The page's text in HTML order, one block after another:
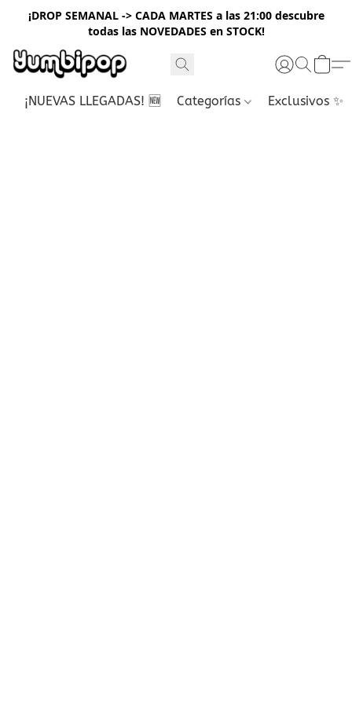
¡DROP SEMANAL -> CADA MARTES a las 21:00 descubre
todas las NOVEDADES en STOCK!
¡NUEVAS LLEGADAS! 🆕 Categorías Exclusivos ✨